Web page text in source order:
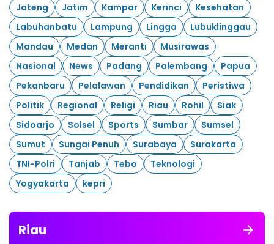
Jateng
Jatim Kampar Kerinci
Kesehatan
Labuhanbatu
Lampung Lingga
Lubuklinggau
Mandau
Medan Meranti
Musirawas
Nasional
News Padang Palembang
Papua
Pekanbaru
Pelalawan Pendidikan
Peristiwa
Politik
Regional Religi Riau Rohil
Siak
Sidoarjo
Solsel Sports Sumbar
Sumsel
Sumut
Sungai Penuh Surabaya
Surakarta
TNI-Polri
Tanjab Tebo
Teknologi
Yogyakarta
kepri
Riau